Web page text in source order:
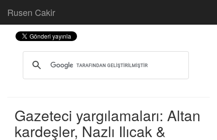
Rusen Cakir
Gazeteci yargılamaları: Altan
kardeşler, Nazlı Ilıcak &